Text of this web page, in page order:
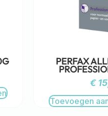
PERFAX
€
Toevoegen